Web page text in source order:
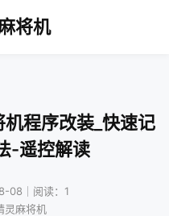
将机
程序改装_快速记
-遥控解读
08｜阅读：1
灵麻将机